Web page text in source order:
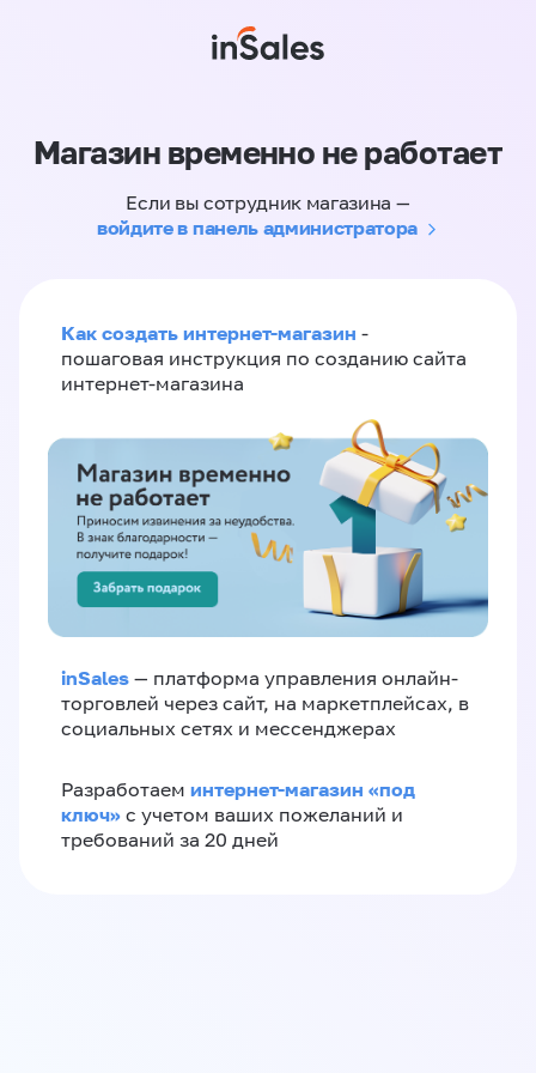
Магазин временно не работает
Если вы сотрудник магазина —
войдите в панель администратора
Как создать интернет-магазин -
пошаговая инструкция по созданию сайта
интернет-магазина
inSales — платформа управления онлайн-
торговлей через сайт, на маркетплейсах, в
социальных сетях и мессенджерах
Разработаем интернет-магазин «‎под
ключ»‎ с учетом ваших пожеланий и
требований за 20 дней